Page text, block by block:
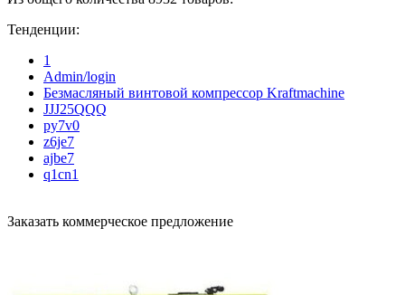
Тенденции:
1
Admin/login
Безмасляный винтовой компрессор Kraftmaсhine
JJJ25QQQ
py7v0
z6je7
ajbe7
q1cn1
Заказать коммерческое предложение